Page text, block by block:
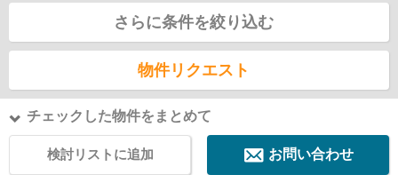
さらに条件を絞り込む
物件リクエスト
チェックした物件をまとめて
検討リストに追加 お問い合わせ